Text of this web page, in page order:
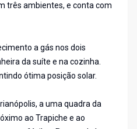
três ambientes, e conta com
a gás nos dois
da suíte e na cozinha.
ótima posição solar.
a uma quadra da
ao Trapiche e ao